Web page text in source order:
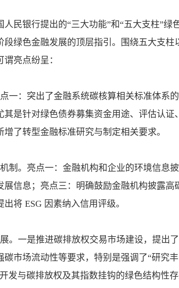
民银行提出的“三大功能”和“五大支柱”绿
绿色金融发展的顶层指引。围绕五大支柱
亮点纷呈：
一：突出了金融系统碳核算相关标准体系
是针对绿色债券募集资金用途、评估认证
了转型金融标准研究与制定相关要求。
制。亮点一：金融机构和企业的环境信息
信息；亮点三：明确鼓励金融机构披露高
将 ESG 因素纳入信用评级。
。一是推进碳排放权交易市场建设，提出
市场流动性等要求，特别是强调了“研究
发与碳排放权及其指数挂钩的绿色结构性